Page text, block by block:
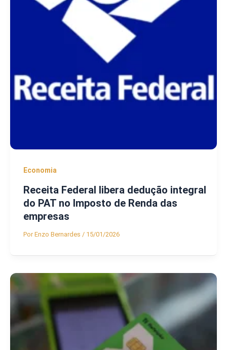
Economia
Receita Federal libera dedução integral
do PAT no Imposto de Renda das
empresas
PorEnzo Bernardes / 15/01/2026